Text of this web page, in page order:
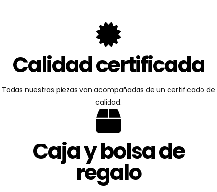
Calidad certificada
Todas nuestras piezas van acompañadas de un certificado de
calidad.
Caja y bolsa de
regalo